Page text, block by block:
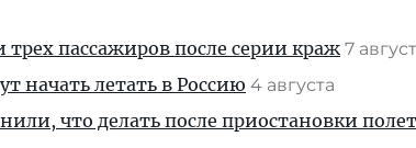
трех пассажиров после серии краж 7
начать летать в Россию 4 августа
что делать после приостановки